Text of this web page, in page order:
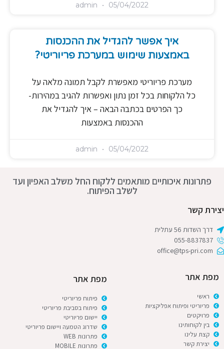
admin 05/04/2022
איך אפשר להגדיל את ההכנסות
באמצעות שימוש במערכת פריוריטי?
מערכת פריוריטי מאפשרת לקבל תמונה מלאה על
כל הלקוחות בכל זמן נתון ואפשרות להגיב במהירות-
כך הפרטים בכתבה הבאה – איך להגדיל את
ההכנסות באמצעות
admin 05/04/2022
פתרונות איכותיים מותאמים ללקוח החל משלב האפיון ועד
לשלב הפיתוח.
יצירת קשר
דרך השדות 56 עתלית
055-8837837
office@tps-pri.com
מפת אתר
ראשי
פריוריטי ופיתוח אפליקציות
פרויקטים
בין לקוחותינו
קצת עלינו
יצירת קשר
מפת אתר
פיתוח פריוריטי
פיתוח בסביבת פריוריטי
יישום פריוריטי
שדרוג הטמעה ויישום פריוריטי
פתרונות WEB
פתרונות MOBILE